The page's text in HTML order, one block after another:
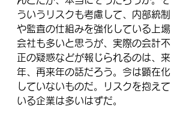
ういうリスクも考慮して、内部統制
や監査の仕組みを強化している上場
会社も多いと思うが、実際の会計不
正の疑惑などが報じられるのは、来
年、再来年の話だろう。今は顕在化
していないものだ。リスクを抱えて
いる企業は多いはずだ。